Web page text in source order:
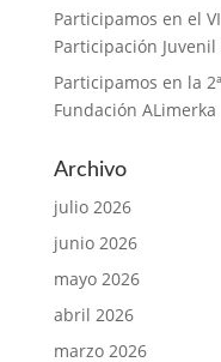
Participamos en el
Participación Juvenil
Participamos en la
Fundación ALimerka
Archivo
julio 2026
junio 2026
mayo 2026
abril 2026
marzo 2026